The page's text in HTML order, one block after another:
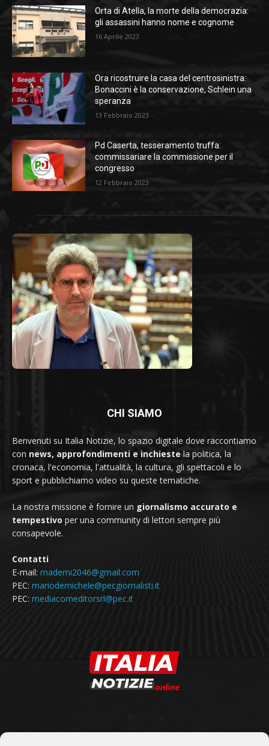
Orta di Atella, la morte della democrazia:
gli assassini hanno nome e cognome
16 Aprile 2023
Ora ricostruire la casa del centrosinistra:
Bonaccini è la conservazione, Schlein una
speranza
13 Febbraio 2023
Pd Caserta, tesseramento truffa:
commissariare la commissione per il
congresso
12 Febbraio 2023
CHI SIAMO
Benvenuti su Italia Notizie, lo spazio digitale dove raccontiamo
con news, approfondimenti e inchieste la politica, la
cronaca, l'economia, l'attualità, la cultura, gli spettacoli e lo
sport e pubblichiamo video su queste tematiche.
La nostra missione è fornire un giornalismo accurato e
tempestivo per una community di lettori sempre più
consapevole.
Contatti
E-mail: mademi2046@gmail.com
PEC: mariodemichele@pecgiornalisti.it
PEC: mediacomeditorsrl@pec.it